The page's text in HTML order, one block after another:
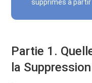
supprimés à partir
Partie 1.
la